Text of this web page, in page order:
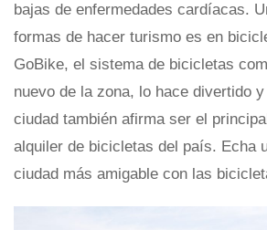
bajas de enfermedades cardíacas.
formas de hacer turismo es en
GoBike, el sistema de bicicletas
nuevo de la zona, lo hace divertido
ciudad también afirma ser el
alquiler de bicicletas del país. Echa
ciudad más amigable con las